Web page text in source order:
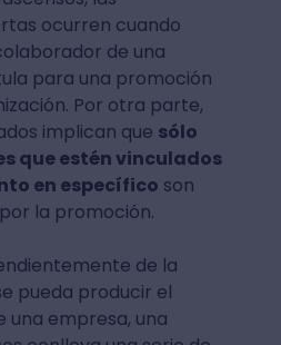
ocurren cuando
de una
para una promoción
Por otra parte,
implican que sólo
que estén vinculados
en específico son
la promoción.
de la
pueda producir el
una empresa, una